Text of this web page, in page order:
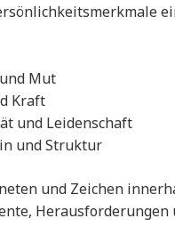
Mut
Kraft
und Leidenschaft
und Struktur
und Zeichen